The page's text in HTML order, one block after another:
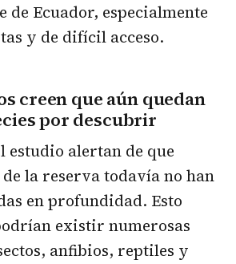
de Ecuador, especialmente
y de difícil acceso.
creen que aún quedan
por descubrir
estudio alertan de que
la reserva todavía no han
en profundidad. Esto
existir numerosas
anfibios, reptiles y